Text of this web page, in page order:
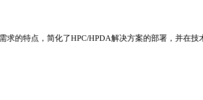
求的特点，简化了HPC/HPDA解决方案的部署，并在